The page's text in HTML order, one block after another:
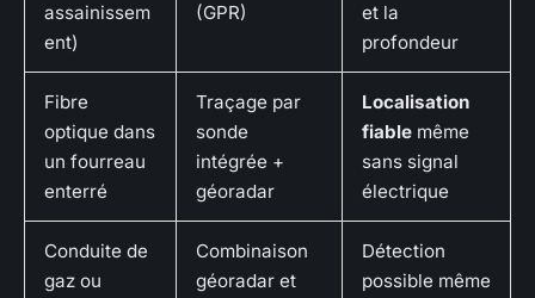
assainissem
ent)
(GPR)
et la
profondeur
Fibre
optique dans
un fourreau
enterré
Traçage par
sonde
intégrée +
géoradar
Localisation
fiable même
sans signal
électrique
Conduite de
gaz ou
Combinaison
géoradar et
Détection
possible même